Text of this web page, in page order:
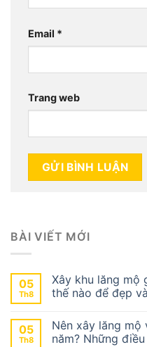
Email *
Trang web
BÀI VIẾT MỚI
05
Th8
Xây khu lăng mộ
thế nào để đẹp
05
Th8
Nên xây lăng
năm? Những